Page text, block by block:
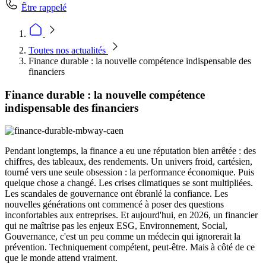
Être rappelé
Toutes nos actualités
Finance durable : la nouvelle compétence indispensable des
financiers
Finance durable : la nouvelle compétence
indispensable des financiers
Pendant longtemps, la finance a eu une réputation bien arrêtée : des
chiffres, des tableaux, des rendements. Un univers froid, cartésien,
tourné vers une seule obsession : la performance économique. Puis
quelque chose a changé. Les crises climatiques se sont multipliées.
Les scandales de gouvernance ont ébranlé la confiance. Les
nouvelles générations ont commencé à poser des questions
inconfortables aux entreprises. Et aujourd'hui, en 2026, un financier
qui ne maîtrise pas les enjeux ESG, Environnement, Social,
Gouvernance, c'est un peu comme un médecin qui ignorerait la
prévention. Techniquement compétent, peut-être. Mais à côté de ce
que le monde attend vraiment.